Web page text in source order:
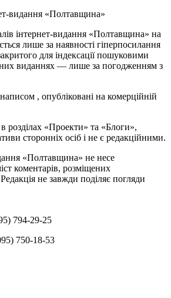
видання «Полтавщина»
інтернет-видання «Полтавщина» на
лише за наявності гіперпосилання
для індексації пошуковими
виданнях — лише за погодженням з
написом , опубліковані на комерційній
розділах «Проекти» та «Блоги»,
сторонніх осіб і не є редакційними.
«Полтавщина» не несе
коментарів, розміщених
не завжди поділяє погляди
794-29-25
750-18-53